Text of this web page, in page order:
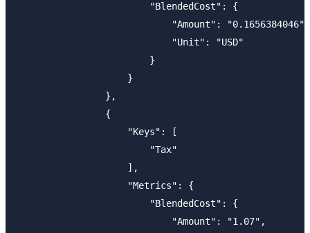
                        "BlendedCost": {
                            "Amount": "0.1656384046",
                            "Unit": "USD"
                        }
                    }
                },
                {
                    "Keys": [
                        "Tax"
                    ],
                    "Metrics": {
                        "BlendedCost": {
                            "Amount": "1.07",